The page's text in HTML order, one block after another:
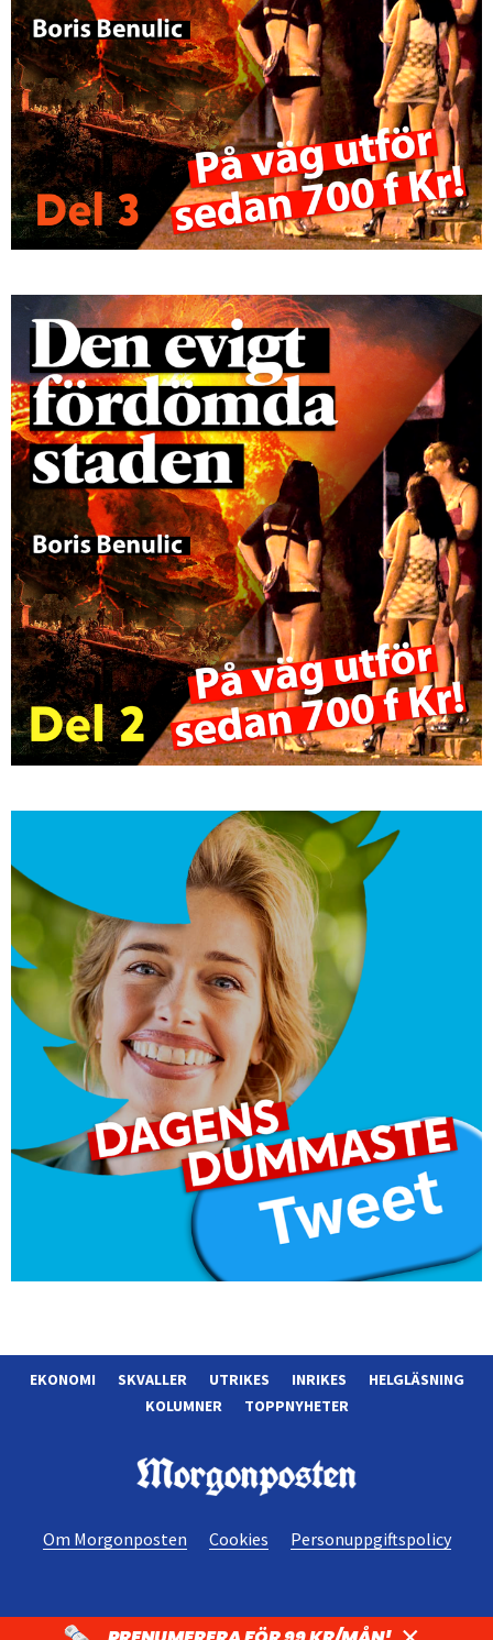
EKONOMI SKVALLER UTRIKES INRIKES
HELGLÄSNING
KOLUMNER
TOPPNYHETER
Om Morgonposten Cookies Personuppgiftspolicy